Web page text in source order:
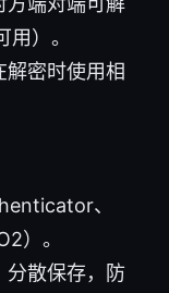
）。
解密时使用相
、
）。
分散保存，防